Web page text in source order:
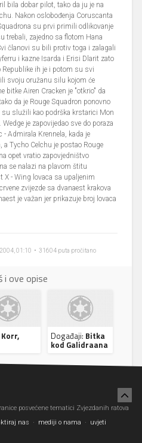
bila dobar pilot, tako da ju je na
Nakon oslobođenja Coruscanta
su prvi primili odlikovanje
trebali, zajedno sa flotom Hana
članovi su bili protiv toga i zalagali
i kazne Isarda i Erisi Dlarit zato
ih je i potom su svi
svoju oružanu silu kojom će
bitke Airen Cracken je "otkrio" da
da je Rouge Squadron ponovno
su služili kao podrška krstarici Mon
je zapovijedao sve do poraza
Admirala Krennela, kada je
a Tycho Celchu je postao Rouge
opet vratio zapovjedništvo
se nalazi na plavom štitu
X - Wing lovaca sa upaljenim
zvijezde sa dvanaest krakova
je važan jer prikazuje broj lovaca
01:10 • 31604 puta pročitano
i ove opise
Korr, Događaji: Bitka
kod Galidraana
posvećene tematici Zvjezdanih ratova
nas · mediji o nama ·
uvjeti